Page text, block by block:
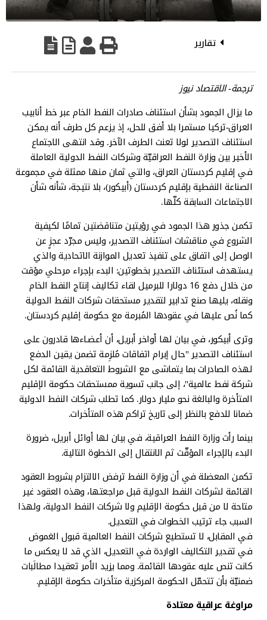
تقارير
ترجمة- الاقتصاد نيوز
ما يزال الجمود بشأن استئناف صادرات النفط الخام عبر خط أنابيب
العراق-تركيا مستمرا بلا أفق للحل، إذ يزعم كل طرف أنه يمكن
استئناف التصدير لولا تعنت الطرف الآخر. وقد انتهى الاجتماع
الأخير بين وزارة النفط العراقيّة وشركات النفط الدولية العاملة
في إقليم كردستان العراق، والتي ثمان منها ممثلة في مجموعة
الصناعة النفطية بإقليم كردستان (أبيكور)، بلا نتيجة، شأنه شأن
الاجتماعات السابقة كلّها.
تكمن جذور هذا الجمود في رؤيتين متناقضتين تمامًا لكيفية
الشروع في مناقشات استئناف التصدير، وليس مجرّد عجزٍ عن
الوصل إلى اتفاق على تنفيذ تعديل الموازنة الاتحادية والذي
يستهدف استئناف التصدير بخطوتين: البدء بإجراء مرحلي مؤقت
من خلال دفع 16 دولارا للبرميل لقاء تكاليف إنتاج النفط الخام
ونقله، يليها صنع تدابير لتقدير مستحقات شركات النفط الدولية
كما نُص عليها في عقودها المُبرمة مع حكومة إقليم كردستان.
وترى أبيكور، في بيان لها أواخر أبريل، أن أعضـاءها قادرون على
استئناف التصدير "حال إبرام اتفاقات مُلزِمة تضمن يقين الدفع
لهذه الصادرات بما يتماشى مع الشروط التعاقدية القائمة لكل
شركة نفط عالمية"، إلى جانب تسوية ممستحقات حكومة الإقليم
المتأخرة والبالغة نحو مليار دولار. كما تطلب شركات النفط الدولية
ضمانا للدفع بالنظر إلى تاريخ تراكم هذه المتأخرات.
بينما رأت وزارة النفط العراقية، في بيان لها أوائل أبريل، ضرورة
البدء بالإجراء المؤقّت ثم الانتقال إلى الخطوة التالية.
تكمن المعضلة في أن وزارة النفط ترفض الالتزام بشروط العقود
القائمة لشركات النفط الدولية قبل مراجعتها، وهذه العقود غير
متاحة لا من قبل حكومة الإقليم ولا شركات النفط الدولية، ولهذا
السبب جاء ترتيب الخطوات في التعديل.
في المقابل، لا تستطيع شركات النفط العالمية قبول الغموض
في تقدير التكاليف الواردة في التعديل، الذي قد لا يعكس ما
كانت تنص عليه عقودها القائمة. ومما يزيد الأمر تعقيدا مطالَبات
ضمنيّة بأن تتحمّل الحكومة المركزية متأخرات حكومة الإقليم.
مراوغة عراقية معتادة